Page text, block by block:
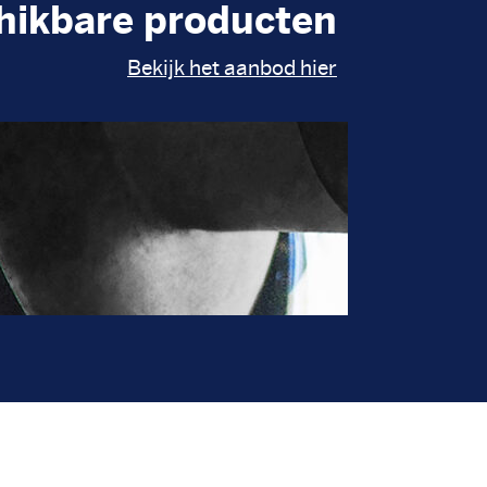
producten
Bekijk het aanbod hier